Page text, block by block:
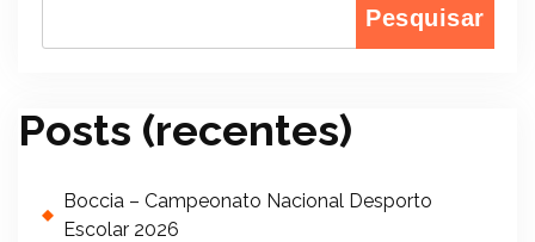
Pesquisar
Posts (recentes)
Boccia – Campeonato Nacional Desporto
Escolar 2026